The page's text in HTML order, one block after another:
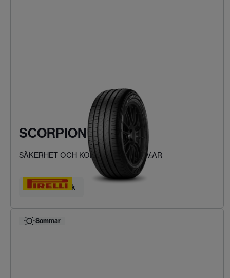
SCORPION VERDE
SÄKERHET OCH KOMFORT FÖR SUV:AR
Hitta ditt däck
Sommar